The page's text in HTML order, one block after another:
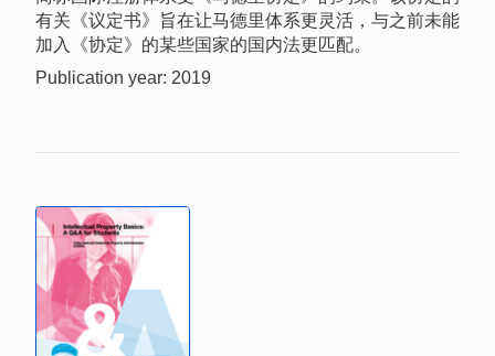
有关《议定书》旨在让马德里体系更灵活，与之前未能
加入《协定》的某些国家的国内法更匹配。
Publication year: 2019